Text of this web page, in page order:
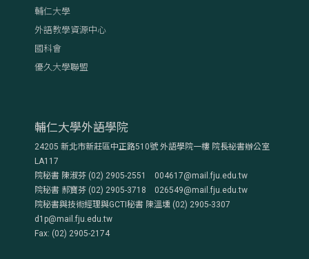
輔仁大學
外語教學資源中心
國科會
優久大學聯盟
輔仁大學外語學院
24205 新北市新莊區中正路510號 外語學院一樓 院長祕書辦公室
LA117
院秘書 陳淑芬 (02) 2905-2551 004617@mail.fju.edu.tw
院秘書 郝寶芬 (02) 2905-3718 026549@mail.fju.edu.tw
院秘書與技術經理與GCTI秘書 陳溫壎 (02) 2905-3307
d1p@mail.fju.edu.tw
Fax: (02) 2905-2174